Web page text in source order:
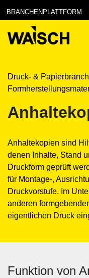
BRANCHENPLATTFORM
Druck- &
Anhaltekopien sind
denen Inhalte, Stand
Druckform geprüft
für Montage-,
Druckvorstufe. Im
anderen
eigentlichen Druck
Funktion von